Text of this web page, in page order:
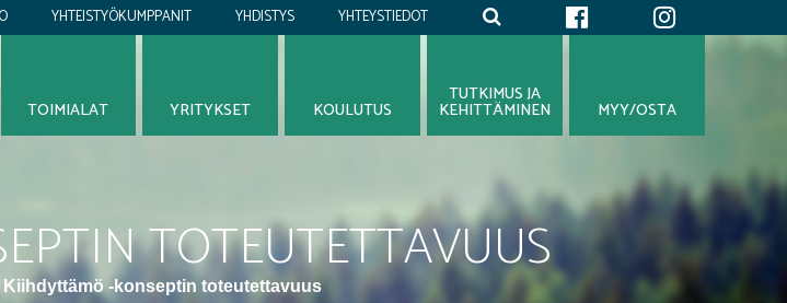
YHTEYSTIEDOT
YHDISTYS
YHTEISTYÖKUMPPANIT
TOTEUTETTAVUUS
Kiihdyttämö -konseptin toteutettavuus
MYY/OSTA
TUTKIMUS JA
KEHITTÄMINEN
KOULUTUS
YRITYKSET
TOIMIALAT